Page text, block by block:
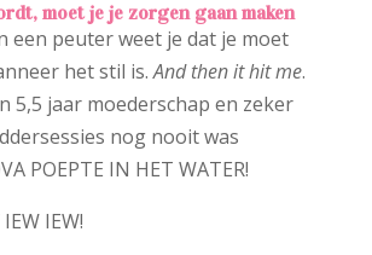
moet je je zorgen gaan maken
een peuter weet je dat je moet
het stil is.And then it hit me.
5,5 jaar moederschap en zeker
nog nooit was
POEPTE IN HET WATER!
IEW!